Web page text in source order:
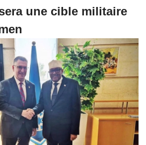
une cible militaire